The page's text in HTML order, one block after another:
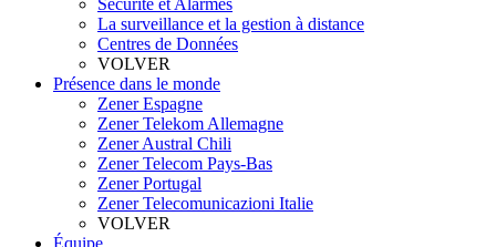
Sécurité et Alarmes
La surveillance et la gestion à distance
Centres de Données
VOLVER
Présence dans le monde
Zener Espagne
Zener Telekom Allemagne
Zener Austral Chili
Zener Telecom Pays-Bas
Zener Portugal
Zener Telecomunicazioni Italie
VOLVER
Équipe